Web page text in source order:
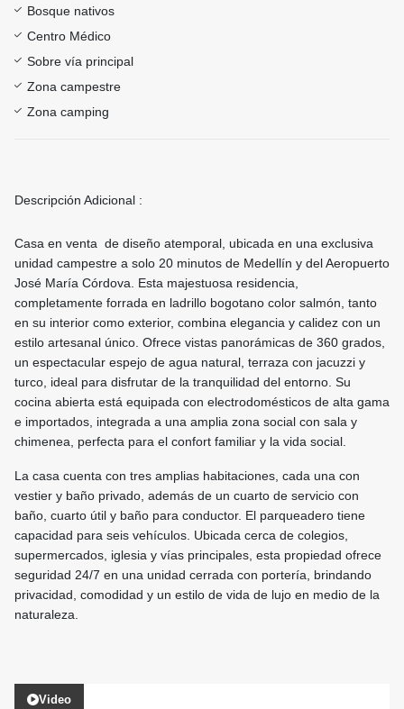
Bosque nativos
Centro Médico
Sobre vía principal
Zona campestre
Zona camping
Descripción Adicional :
Casa en venta de diseño atemporal, ubicada en una exclusiva
unidad campestre a solo 20 minutos de Medellín y del Aeropuerto
José María Córdova. Esta majestuosa residencia,
completamente forrada en ladrillo bogotano color salmón, tanto
en su interior como exterior, combina elegancia y calidez con un
estilo artesanal único. Ofrece vistas panorámicas de 360 grados,
un espectacular espejo de agua natural, terraza con jacuzzi y
turco, ideal para disfrutar de la tranquilidad del entorno. Su
cocina abierta está equipada con electrodomésticos de alta gama
e importados, integrada a una amplia zona social con sala y
chimenea, perfecta para el confort familiar y la vida social.
La casa cuenta con tres amplias habitaciones, cada una con
vestier y baño privado, además de un cuarto de servicio con
baño, cuarto útil y baño para conductor. El parqueadero tiene
capacidad para seis vehículos. Ubicada cerca de colegios,
supermercados, iglesia y vías principales, esta propiedad ofrece
seguridad 24/7 en una unidad cerrada con portería, brindando
privacidad, comodidad y un estilo de vida de lujo en medio de la
naturaleza.
Video